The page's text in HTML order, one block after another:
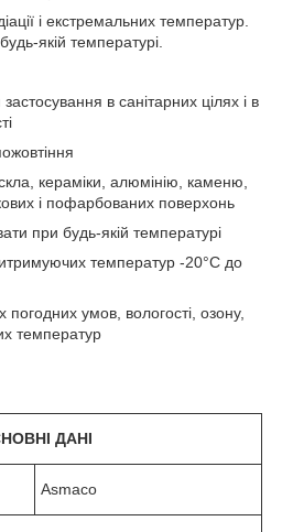
і екстремальних температур.
якій температурі.
в санітарних цілях і в
кераміки, алюмінію, каменю,
і пофарбованих поверхонь
при будь-якій температурі
температур -20°С до
умов, вологості, озону,
температур
ДАНІ
Asmaco